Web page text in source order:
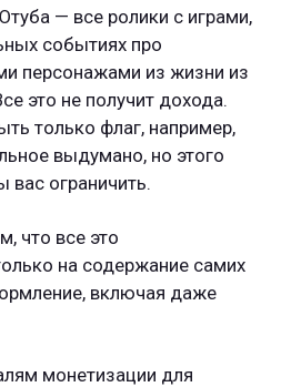
— все ролики с играми,
событиях про
персонажами из жизни из
это не получит дохода.
только флаг, например,
выдумано, но этого
вас ограничить.
что все это
на содержание самих
включая даже
монетизации для